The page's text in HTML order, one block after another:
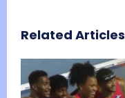
Related Articles